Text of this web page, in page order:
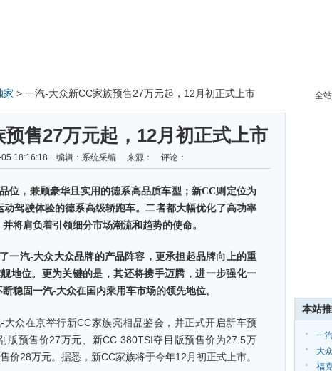
全
家 > 一汽-大众新CC家族预售27万元起，12月初正式上市
售27万元起，12月初正式上市
05 18:16:18 编辑：系统采编 来源： 评论：
，兼顾豪华且实用的德系高品质车型；新CC则定位为
驾驶体验的德系高级轿跑车。二者都大幅优化了高功率
将肩负着引领细分市场潮流和趋势的使命。
汽-大众大众品牌的产品阵容，更承担起品牌向上的重
地位。更为关键的是，其还将携手迈腾，进一步强化一
稳固一汽-大众在国内乘用车市场的领先地位。
在京举行新CC家族亮相品鉴会，并正式开启新车预
版预售价27万元、新CC 380TSI夺目版预售价为27.5万
价28万元。据悉，新CC家族将于今年12月初正式上市。
本站
一
式
大
福